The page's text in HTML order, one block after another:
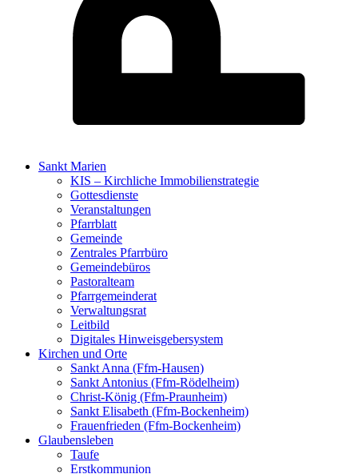
Sankt Marien
KIS – Kirchliche Immobilienstrategie
Gottesdienste
Veranstaltungen
Pfarrblatt
Gemeinde
Zentrales Pfarrbüro
Gemeindebüros
Pastoralteam
Pfarrgemeinderat
Verwaltungsrat
Leitbild
Digitales Hinweisgebersystem
Kirchen und Orte
Sankt Anna (Ffm-Hausen)
Sankt Antonius (Ffm-Rödelheim)
Christ-König (Ffm-Praunheim)
Sankt Elisabeth (Ffm-Bockenheim)
Frauenfrieden (Ffm-Bockenheim)
Glaubensleben
Taufe
Erstkommunion